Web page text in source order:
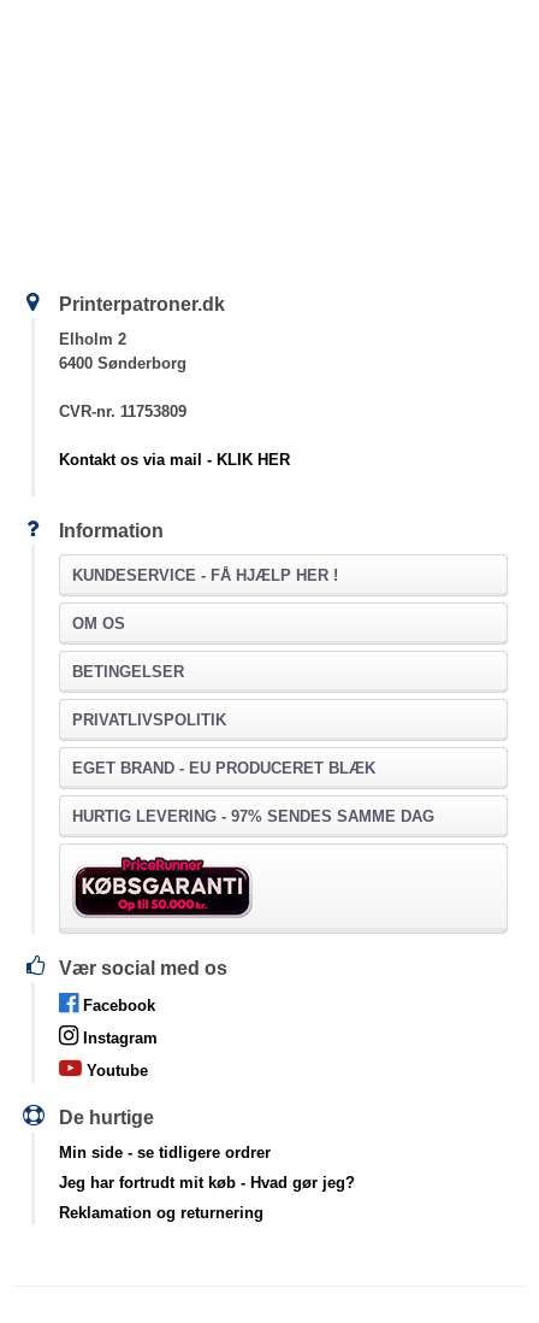
Printerpatroner.dk
Elholm 2
6400 Sønderborg
CVR-nr. 11753809
Kontakt os via mail - KLIK HER
Information
KUNDESERVICE - FÅ HJÆLP HER !
OM OS
BETINGELSER
PRIVATLIVSPOLITIK
EGET BRAND - EU PRODUCERET BLÆK
HURTIG LEVERING - 97% SENDES SAMME DAG
Vær social med os
Facebook
Instagram
Youtube
De hurtige
Min side - se tidligere ordrer
Jeg har fortrudt mit køb - Hvad gør jeg?
Reklamation og returnering